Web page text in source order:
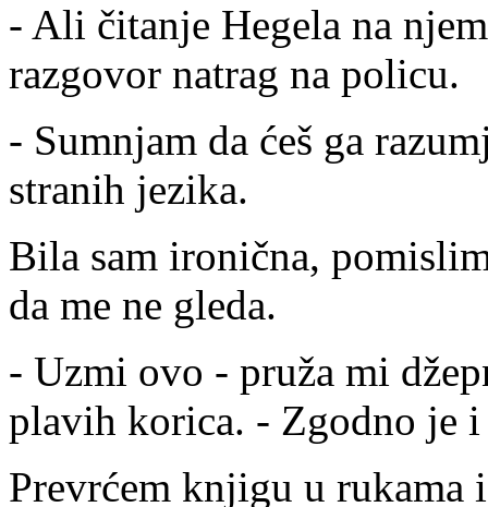
- Ali čitanje Hegela na
razgovor natrag na policu.
- Sumnjam da ćeš ga
stranih jezika.
Bila sam ironična,
da me ne gleda.
- Uzmi ovo - pruža mi
plavih korica. - Zgodno je i
Prevrćem knjigu u rukama